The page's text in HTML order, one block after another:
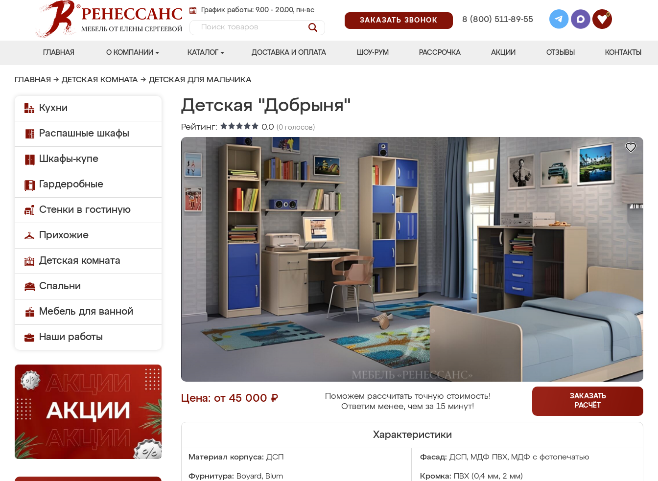
График работы: 9.00 - 20.00, пн-вс
ЗАКАЗАТЬ ЗВОНОК
8 (800) 511-89-55
0
ГЛАВНАЯ О КОМПАНИИ КАТАЛОГ ДОСТАВКА И ОПЛАТА ШОУ-РУМ РАССРОЧКА АКЦИИ ОТЗЫВЫ КОНТАКТЫ
ГЛАВНАЯ → ДЕТСКАЯ КОМНАТА → ДЕТСКАЯ ДЛЯ МАЛЬЧИКА
Кухни
Распашные шкафы
Шкафы-купе
Гардеробные
Стенки в гостиную
Прихожие
Детская комната
Спальни
Мебель для ванной
Наши работы
Детская "Добрыня"
Рейтинг: 0.0 (0 голосов)
Цена: от 45 000 ₽
Поможем рассчитать точную стоимость!
Ответим менее, чем за 15 минут!
ЗАКАЗАТЬ
РАСЧЁТ
Характеристики
Материал корпуса: ДСП Фасад: ДСП, МДФ ПВХ, МДФ с фотопечатью
Фурнитура: Boyard, Blum Кромка: ПВХ (0,4 мм, 2 мм)